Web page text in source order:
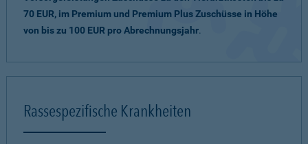
70 EUR, im Premium und Premium Plus Zuschüsse in Höhe
von bis zu 100 EUR pro Abrechnungsjahr.
Rassespezifische Krankheiten